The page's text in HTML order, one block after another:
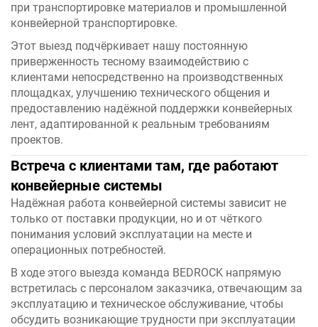
при транспортировке материалов и промышленной
конвейерной транспортировке.
Этот выезд подчёркивает нашу постоянную
приверженность тесному взаимодействию с
клиентами непосредственно на производственных
площадках, улучшению технического общения и
предоставлению надёжной поддержки конвейерных
лент, адаптированной к реальным требованиям
проектов.
Встреча с клиентами там, где работают
конвейерные системы
Надёжная работа конвейерной системы зависит не
только от поставки продукции, но и от чёткого
понимания условий эксплуатации на месте и
операционных потребностей.
В ходе этого выезда команда BEDROCK напрямую
встретилась с персоналом заказчика, отвечающим за
эксплуатацию и техническое обслуживание, чтобы
обсудить возникающие трудности при эксплуатации